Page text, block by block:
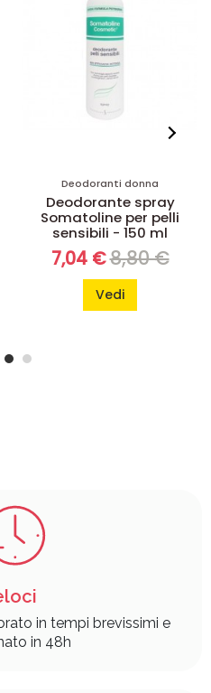
Deodoranti donna
Deodorante spray
Somatoline per pelli
sensibili - 150 ml
7,04 €8,80 €
Vedi
in tempi brevissimi e
in 48h